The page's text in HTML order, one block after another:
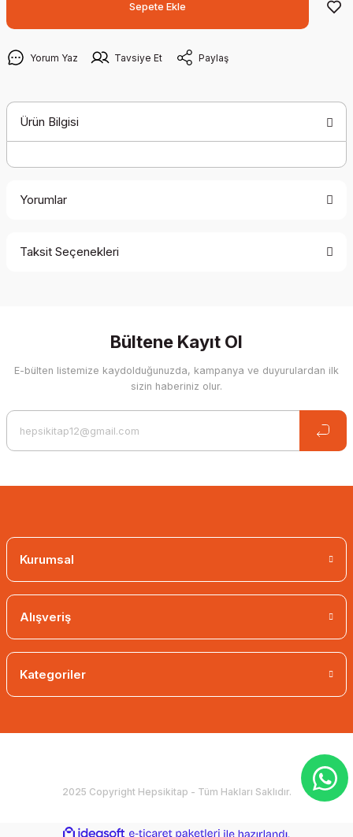
Sepete Ekle
Yorum Yaz Tavsiye Et Paylaş
Ürün Bilgisi
Yorumlar
Taksit Seçenekleri
Bültene Kayıt Ol
E-bülten listemize kaydolduğunuzda, kampanya ve duyurulardan ilk
sizin haberiniz olur.
Kurumsal
Alışveriş
Kategoriler
2025 Copyright Hepsikitap - Tüm Hakları Saklıdır.
ideasoft e-